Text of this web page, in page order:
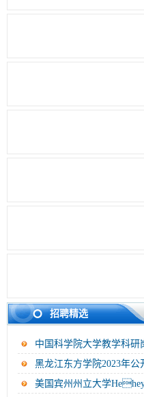
招聘精选
中国科学院大学教学科研
黑龙江东方学院2023年
美国宾州州立大学